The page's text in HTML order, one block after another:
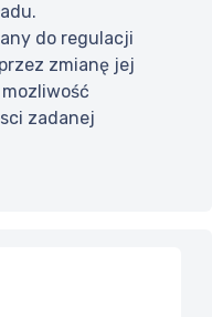
do regulacji
zmianę jej
zadanej